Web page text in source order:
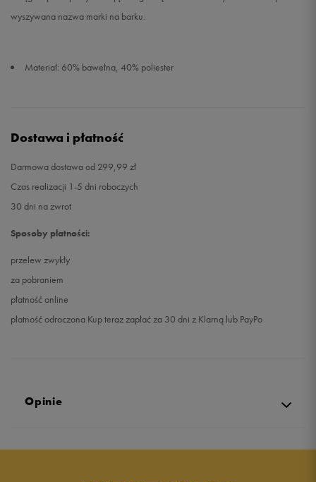
wyszywana nazwa marki na barku.
Materiał: 60% bawełna, 40% poliester
Dostawa i płatność
Darmowa dostawa od 299,99 zł
Czas realizacji 1-5 dni roboczych
30 dni na zwrot
Sposoby płatności:
przelew zwykły
za pobraniem
płatność online
płatność odroczona Kup teraz zapłać za 30 dni z Klarną lub PayPo
Opinie